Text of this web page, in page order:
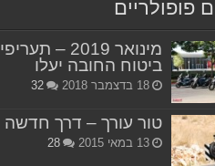
פופולריים
מינואר 2019 – תעריפי
ביטוח החובה יעלו
18 בדצמבר 2018 32
טור עורך – דרך חדשה
13 במאי 2015 28